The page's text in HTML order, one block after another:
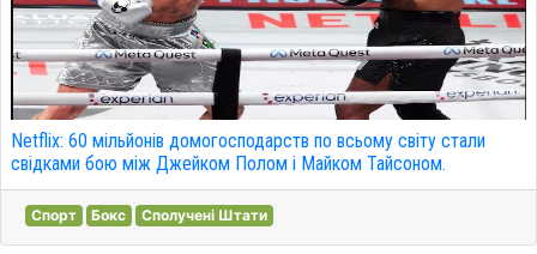
Netflix: 60 мільйонів домогосподарств по всьому світу стали
свідками бою між Джейком Полом і Майком Тайсоном.
Спорт Бокс Сполучені Штати